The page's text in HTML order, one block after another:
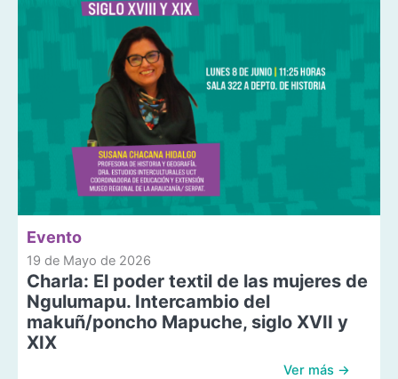
Evento
19 de Mayo de 2026
Charla: El poder textil de las mujeres de
Ngulumapu. Intercambio del
makuñ/poncho Mapuche, siglo XVII y
XIX
Ver más →